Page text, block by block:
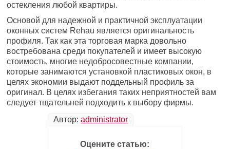
остекления любой квартиры.
Основой для надежной и практичной эксплуатации
оконных систем Rehau является оригинальность
профиля. Так как эта торговая марка довольно
востребована среди покупателей и имеет высокую
стоимость, многие недобросовестные компании,
которые занимаются установкой пластиковых окон, в
целях экономии выдают поддельный профиль за
оригинал. В целях избегания таких неприятностей вам
следует тщательней подходить к выбору фирмы.
Автор: administrator
Оцените статью: